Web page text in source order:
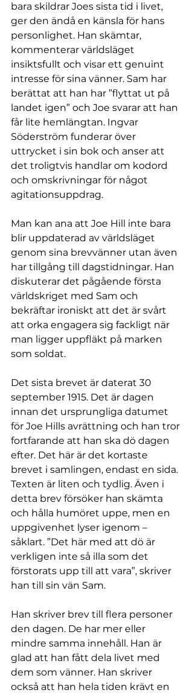
bara skildrar Joes sista tid i livet,
ger den ändå en känsla för hans
personlighet. Han skämtar,
kommenterar världsläget
insiktsfullt och visar ett genuint
intresse för sina vänner. Sam har
berättat att han har ”flyttat ut på
landet igen” och Joe svarar att han
får lite hemlängtan. Ingvar
Söderström funderar över
uttrycket i sin bok och anser att
det troligtvis handlar om kodord
och omskrivningar för något
agitationsuppdrag.
Man kan ana att Joe Hill inte bara
blir uppdaterad av världsläget
genom sina brevvänner utan även
har tillgång till dagstidningar. Han
diskuterar det pågående första
världskriget med Sam och
bekräftar ironiskt att det är svårt
att orka engagera sig fackligt när
man ligger uppfläkt på marken
som soldat.
Det sista brevet är daterat 30
september 1915. Det är dagen
innan det ursprungliga datumet
för Joe Hills avrättning och han tror
fortfarande att han ska dö dagen
efter. Det här är det kortaste
brevet i samlingen, endast en sida.
Texten är liten och tydlig. Även i
detta brev försöker han skämta
och hålla humöret uppe, men en
uppgivenhet lyser igenom –
såklart. ”Det här med att dö är
verkligen inte så illa som det
förstorats upp till att vara”, skriver
han till sin vän Sam.
Han skriver brev till flera personer
den dagen. De har mer eller
mindre samma innehåll. Han är
glad att han fått dela livet med
dem som vänner. Han skriver
också att han hela tiden krävt en